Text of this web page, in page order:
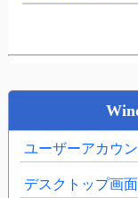
ユーザーアカウン
デスクトップ画面